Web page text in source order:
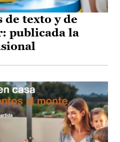
de texto y de
publicada la